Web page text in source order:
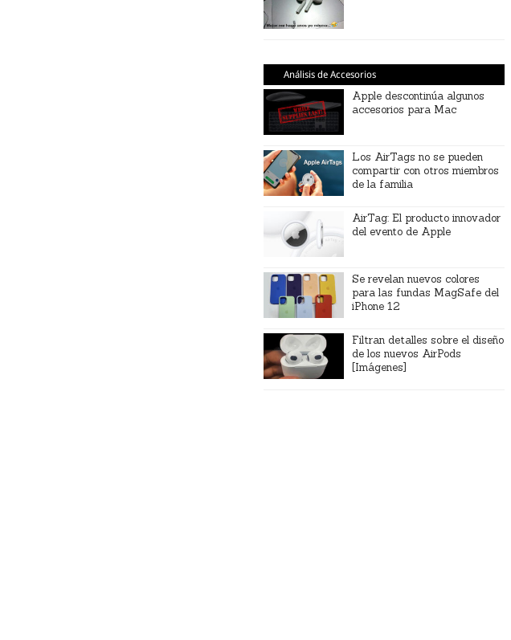
Análisis de Accesorios
Apple descontinúa algunos
accesorios para Mac
Los AirTags no se pueden
compartir con otros miembros
de la familia
AirTag: El producto innovador
del evento de Apple
Se revelan nuevos colores
para las fundas MagSafe del
iPhone 12
Filtran detalles sobre el diseño
de los nuevos AirPods
[Imágenes]